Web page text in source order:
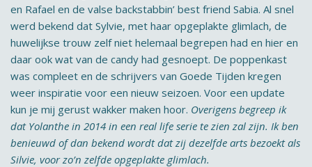
en Rafael en de valse backstabbin’ best friend Sabia. Al snel
werd bekend dat Sylvie, met haar opgeplakte glimlach, de
huwelijkse trouw zelf niet helemaal begrepen had en hier en
daar ook wat van de candy had gesnoept. De poppenkast
was compleet en de schrijvers van Goede Tijden kregen
weer inspiratie voor een nieuw seizoen. Voor een update
kun je mij gerust wakker maken hoor. Overigens begreep ik
dat Yolanthe in 2014 in een real life serie te zien zal zijn. Ik ben
benieuwd of dan bekend wordt dat zij dezelfde arts bezoekt als
Silvie, voor zo’n zelfde opgeplakte glimlach.